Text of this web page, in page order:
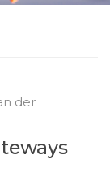
der